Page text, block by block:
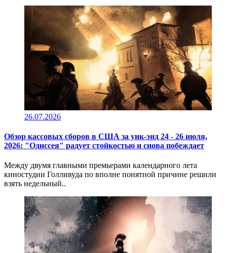
26.07.2026
Обзор кассовых сборов в США за уик-энд 24 - 26 июля,
2026: "Одиссея" радует стойкостью и снова побеждает
Между двумя главными премьерами календарного лета
киностудии Голливуда по вполне понятной причине решили
взять недельный..